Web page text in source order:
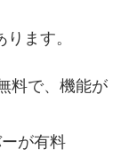
ます。
料で、機能が
が有料